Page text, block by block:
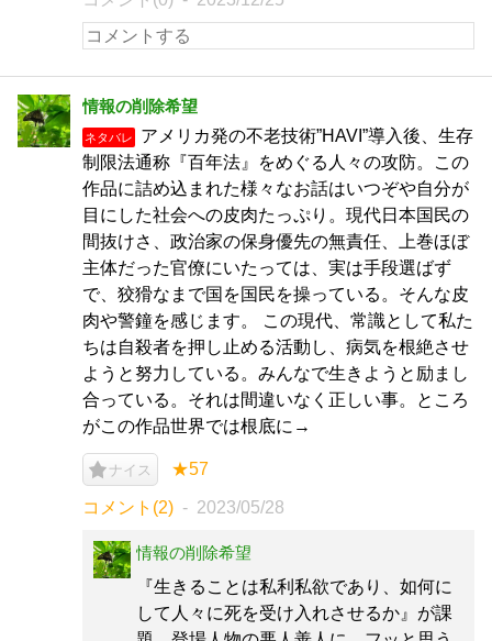
情報の削除希望
ネタバレ
アメリカ発の不老技術”HAVI”導入後、生存
制限法通称『百年法』をめぐる人々の攻防。この
作品に詰め込まれた様々なお話はいつぞや自分が
目にした社会への皮肉たっぷり。現代日本国民の
間抜けさ、政治家の保身優先の無責任、上巻ほぼ
主体だった官僚にいたっては、実は手段選ばず
で、狡猾なまで国を国民を操っている。そんな皮
肉や警鐘を感じます。 この現代、常識として私た
ちは自殺者を押し止める活動し、病気を根絶させ
ようと努力している。みんなで生きようと励まし
合っている。それは間違いなく正しい事。ところ
がこの作品世界では根底に→
ナイス ★57
コメント(2) 2023/05/28
情報の削除希望
『生きることは私利私欲であり、如何に
して人々に死を受け入れさせるか』が課